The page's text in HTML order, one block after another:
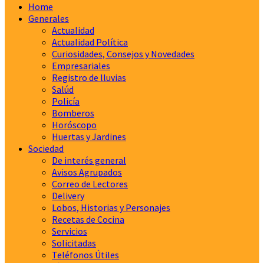
Home
Generales
Actualidad
Actualidad Política
Curiosidades, Consejos y Novedades
Empresariales
Registro de lluvias
Salúd
Policía
Bomberos
Horóscopo
Huertas y Jardines
Sociedad
De interés general
Avisos Agrupados
Correo de Lectores
Delivery
Lobos, Historias y Personajes
Recetas de Cocina
Servicios
Solicitadas
Teléfonos Útiles